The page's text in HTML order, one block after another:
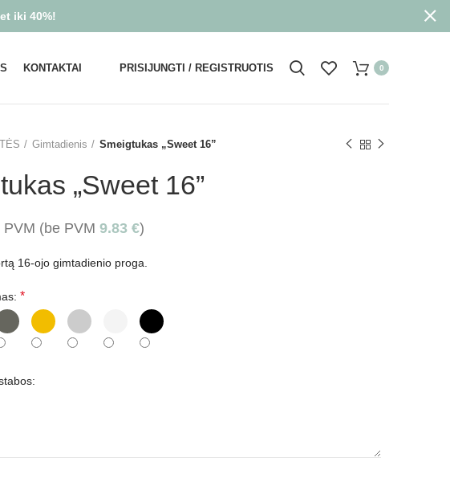
KONTAKTAI PRISIJUNGTI / REGISTRUOTIS 0
Gimtadienis Smeigtukas „Sweet 16”
„Sweet 16”
PVM (be PVM 9.83 €)
16-ojo gimtadienio proga.
*
iki 40%!